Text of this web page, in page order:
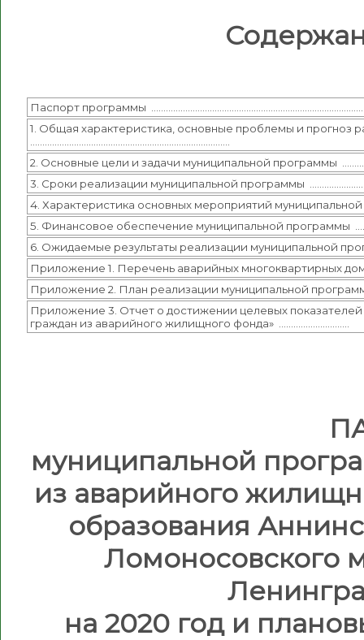
Паспорт программы
1. Общая характеристика, основные проблемы и
2. Основные цели и задачи муниципальной программы
3. Сроки реализации муниципальной программы
4. Характеристика основных мероприятий
5. Финансовое обеспечение муниципальной программы
6. Ожидаемые результаты реализации муниципальной
Приложение 1. Перечень аварийных многоквартирных
Приложение 2. План реализации муниципальной
Приложение 3. Отчет о достижении целевых
граждан из аварийного жилищного фонда» ………………………..
муниципальной
из аварийного
образования
Ломоносовского
на 2020 год и